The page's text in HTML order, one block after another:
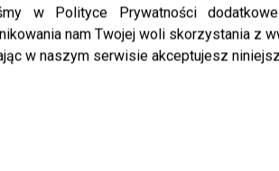
w Polityce Prywatności
nam Twojej woli skorzystania z
w naszym serwisie akceptujesz